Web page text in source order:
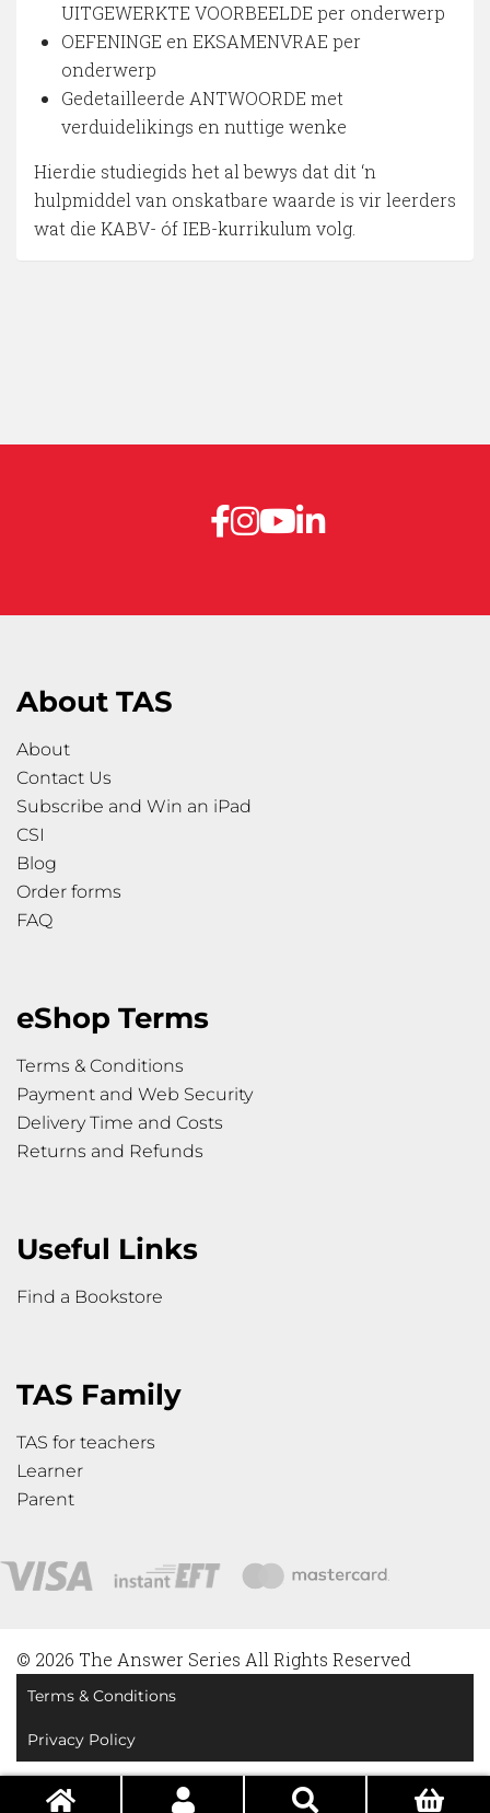
UITGEWERKTE VOORBEELDE per onderwerp
OEFENINGE en EKSAMENVRAE per
onderwerp
Gedetailleerde ANTWOORDE met
verduidelikings en nuttige wenke
Hierdie studiegids het al bewys dat dit ‘n
hulpmiddel van onskatbare waarde is vir leerders
wat die KABV- óf IEB-kurrikulum volg.
About TAS
About
Contact Us
Subscribe and Win an iPad
CSI
Blog
Order forms
FAQ
eShop Terms
Terms & Conditions
Payment and Web Security
Delivery Time and Costs
Returns and Refunds
Useful Links
Find a Bookstore
TAS Family
TAS for teachers
Learner
Parent
© 2026 The Answer Series All Rights Reserved
Terms & Conditions
Privacy Policy